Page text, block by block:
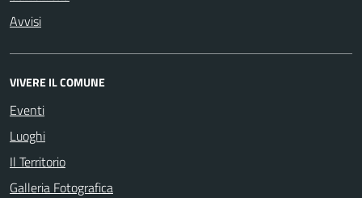
Avvisi
VIVERE IL COMUNE
Eventi
Luoghi
Il Territorio
Galleria Fotografica